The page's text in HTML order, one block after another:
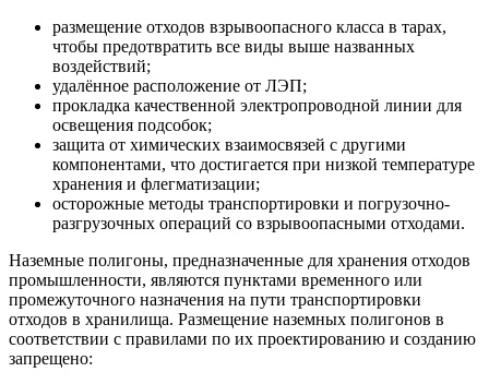
размещение отходов взрывоопасного класса в тарах,
чтобы предотвратить все виды выше названных
воздействий;
удалённое расположение от ЛЭП;
прокладка качественной электропроводной линии для
освещения подсобок;
защита от химических взаимосвязей с другими
компонентами, что достигается при низкой температуре
хранения и флегматизации;
осторожные методы транспортировки и погрузочно-
разгрузочных операций со взрывоопасными отходами.
Наземные полигоны, предназначенные для хранения отходов
промышленности, являются пунктами временного или
промежуточного назначения на пути транспортировки
отходов в хранилища. Размещение наземных полигонов в
соответствии с правилами по их проектированию и созданию
запрещено: